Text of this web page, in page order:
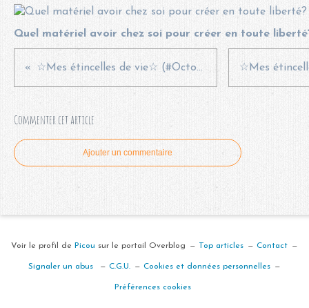
Quel matériel avoir chez soi pour créer en toute
☆Mes étincelles de vie☆ (#Octobre 2023)
Commenter cet article
Ajouter un commentaire
Voir le profil de Picou sur le portail Overblog Top articles Contact
Signaler un abus C.G.U. Cookies et données personnelles
Préférences cookies